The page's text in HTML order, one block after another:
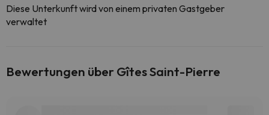
Diese Unterkunft wird von einem privaten Gastgeber
verwaltet
Bewertungen über Gîtes Saint-Pierre